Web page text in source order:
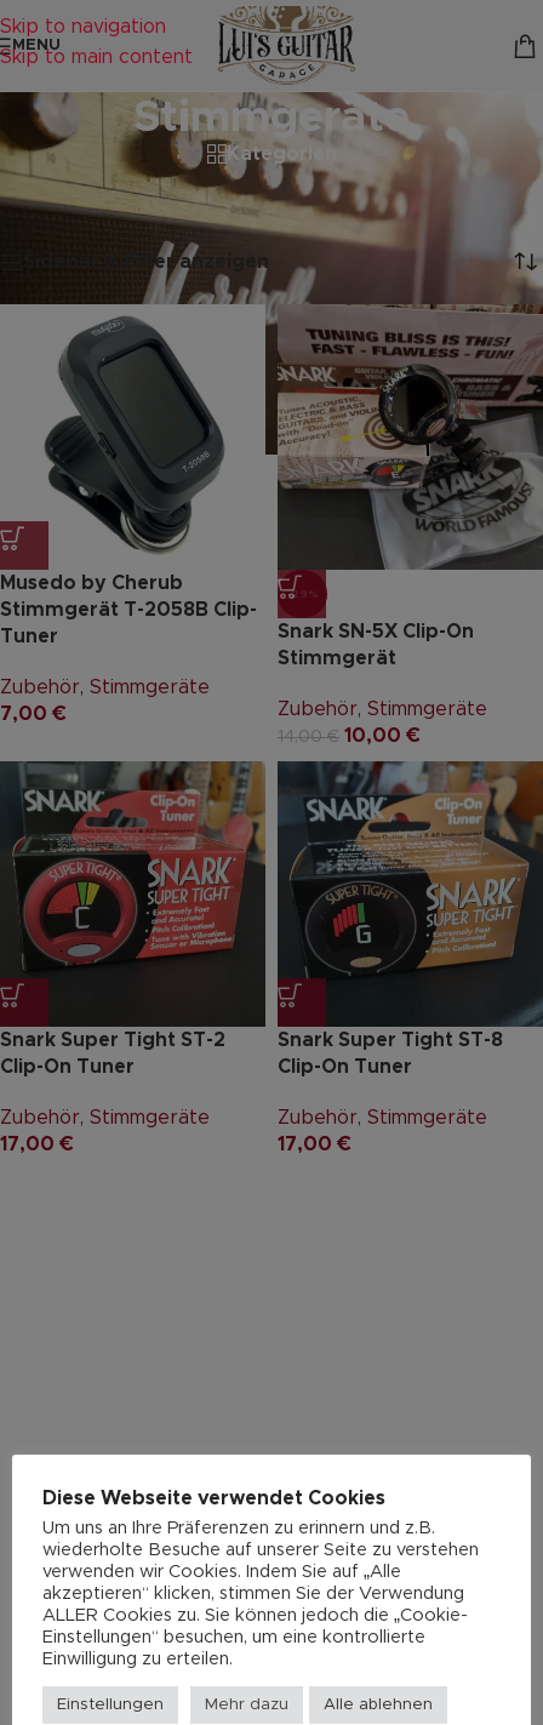
Skip to navigation
Skip to main content
MENU
Stimmgeräte
Kategorien
Startseite
Zubehör/
Stimmgeräte
Alle 4 Ergebnisse werden angezeigt
Sidebar & Filter anzeigen
Musedo by Cherub
Stimmgerät T-2058B Clip-
Tuner
Zubehör, Stimmgeräte
7,00 €
-29%
Snark SN-5X Clip-On
Stimmgerät
Zubehör, Stimmgeräte
14,00€ 10,00 €
Snark Super Tight ST-2
Clip-On Tuner
Zubehör, Stimmgeräte
17,00 €
Snark Super Tight ST-8
Clip-On Tuner
Zubehör, Stimmgeräte
17,00 €
Diese Webseite verwendet Cookies
Um uns an Ihre Präferenzen zu erinnern und z.B.
wiederholte Besuche auf unserer Seite zu verstehen
verwenden wir Cookies. Indem Sie auf „Alle
akzeptieren“ klicken, stimmen Sie der Verwendung
ALLER Cookies zu. Sie können jedoch die „Cookie-
Einstellungen“ besuchen, um eine kontrollierte
Einwilligung zu erteilen.
Einstellungen Mehr dazu Alle ablehnen